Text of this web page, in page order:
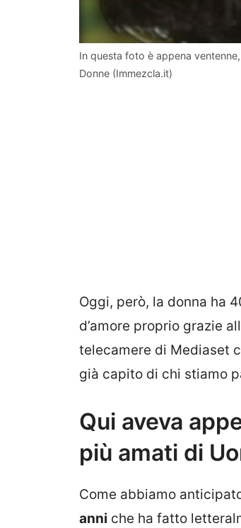
In questa foto è appena
Donne (Immezcla.it)
Oggi, però, la donna ha
d’amore proprio grazie
telecamere di Mediaset
già capito di chi stiamo
Qui aveva
più amati di
Come abbiamo
anni che ha fatto